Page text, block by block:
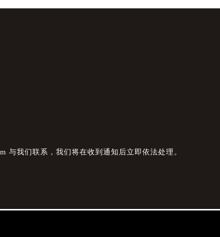
与我们联系，我们将在收到通知后立即依法处理。